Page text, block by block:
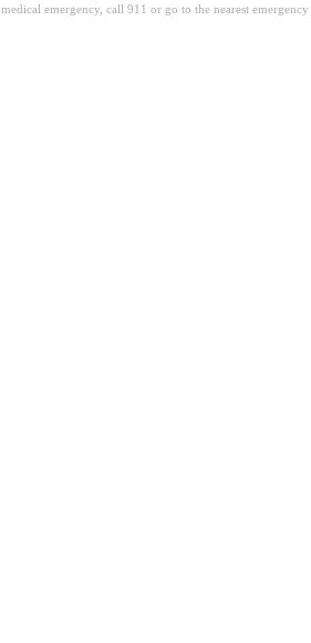
emergency, call 911 or go to the nearest emergency